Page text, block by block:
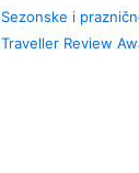
Sezonske i
Traveller Review